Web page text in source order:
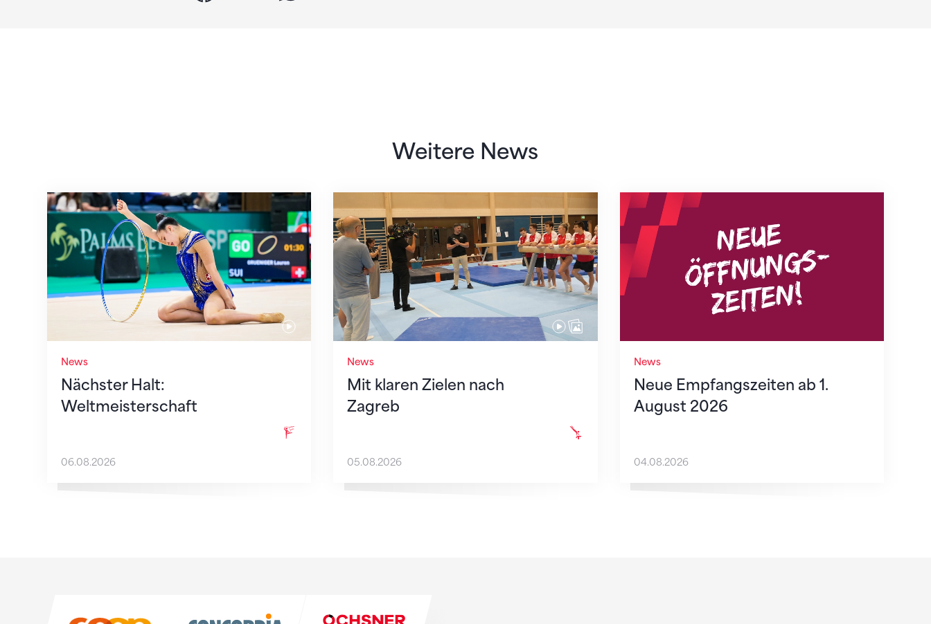
Weitere News
News
Nächster Halt:
Weltmeisterschaft
Nächster Halt: Weltmeisterschaft
06.08.2026
News
Mit klaren Zielen nach
Zagreb
Mit klaren Zielen nach Zagreb
05.08.2026
News
Neue Empfangszeiten ab 1.
August 2026
Neue Empfangszeiten ab 1. August 2026
04.08.2026